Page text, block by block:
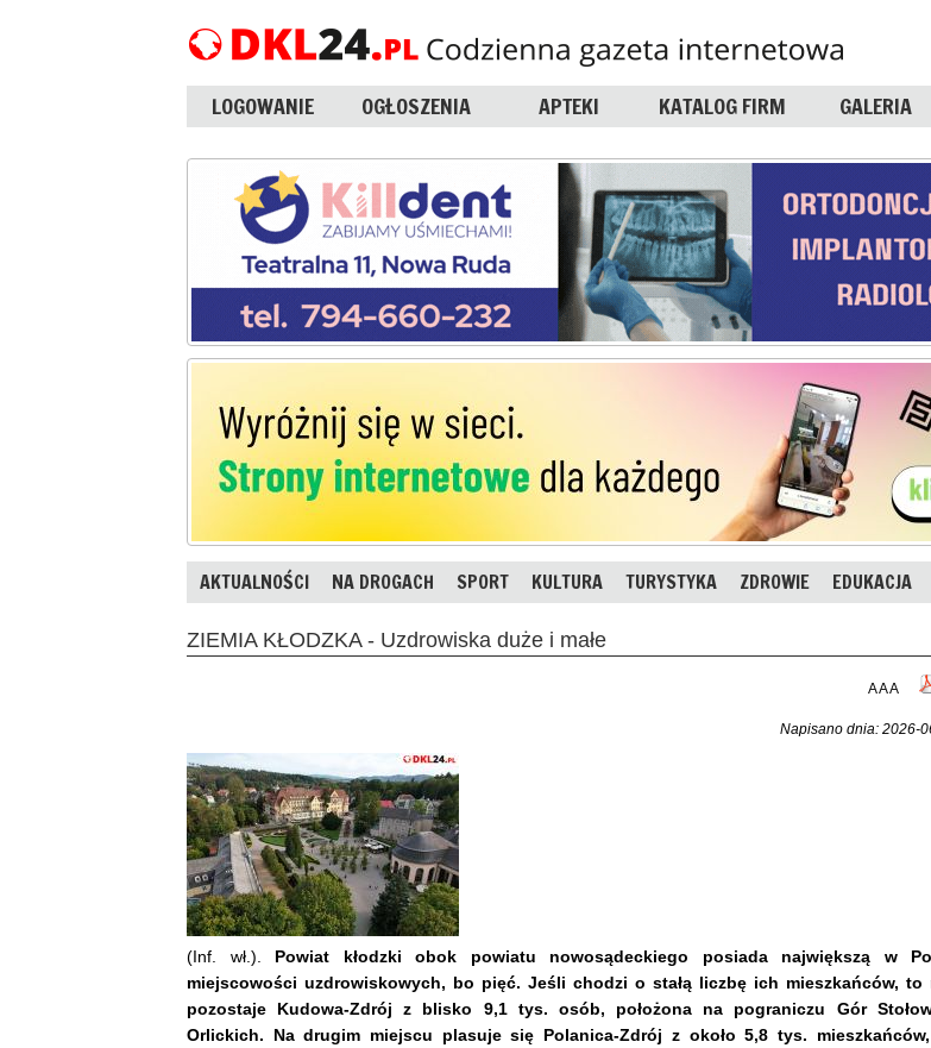
LOGOWANIE OGŁOSZENIA APTEKI KATALOG FIRM GALERIA
AKTUALNOŚCI NA DROGACH SPORT KULTURA TURYSTYKA ZDROWIE EDUKACJA
ZIEMIA KŁODZKA - Uzdrowiska duże i małe
AAA
Napisano dnia: 2026-
(Inf. wł.).
Powiat kłodzki obok powiatu nowosądeckiego posiada największą w
miejscowości uzdrowiskowych, bo pięć. Jeśli chodzi o stałą liczbę ich mieszkańców, to
pozostaje Kudowa-Zdrój z blisko 9,1 tys. osób, położona na pograniczu Gór
Orlickich. Na drugim miejscu plasuje się Polanica-Zdrój z około 5,8 tys.